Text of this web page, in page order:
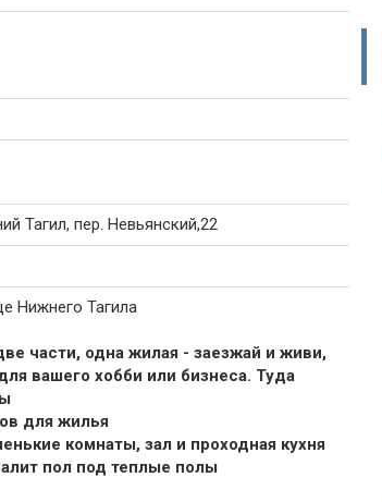
Тагил, пер. Невьянский,22
Нижнего Тагила
части, одна жилая - заезжай и живи,
вашего хобби или бизнеса. Туда
для жилья
комнаты, зал и проходная кухня
пол под теплые полы